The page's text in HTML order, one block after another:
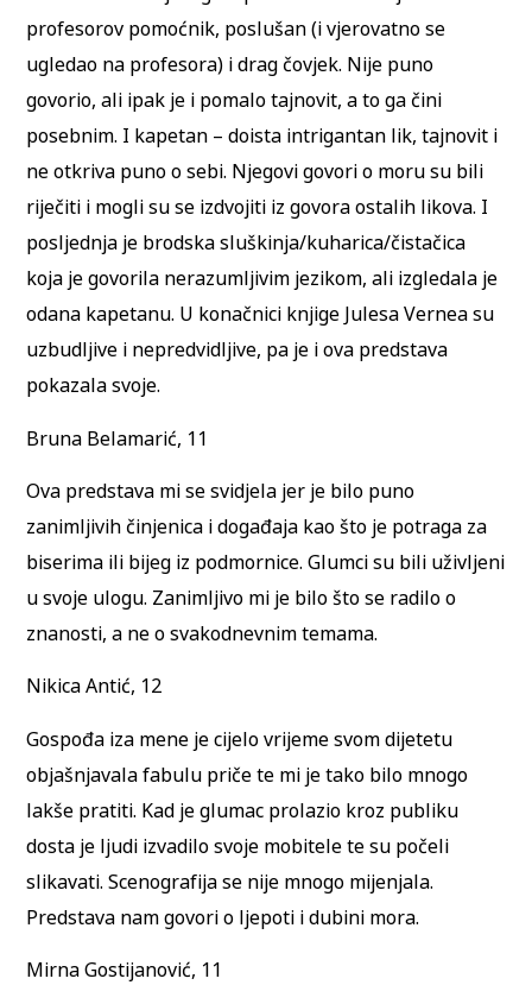
profesorov pomoćnik, poslušan (i vjerovatno se
ugledao na profesora) i drag čovjek. Nije puno
govorio, ali ipak je i pomalo tajnovit, a to ga čini
posebnim. I kapetan – doista intrigantan lik, tajnovit i
ne otkriva puno o sebi. Njegovi govori o moru su bili
riječiti i mogli su se izdvojiti iz govora ostalih likova. I
posljednja je brodska sluškinja/kuharica/čistačica
koja je govorila nerazumljivim jezikom, ali izgledala je
odana kapetanu. U konačnici knjige Julesa Vernea su
uzbudljive i nepredvidljive, pa je i ova predstava
pokazala svoje.
Bruna Belamarić, 11
Ova predstava mi se svidjela jer je bilo puno
zanimljivih činjenica i događaja kao što je potraga za
biserima ili bijeg iz podmornice. Glumci su bili uživljeni
u svoje ulogu. Zanimljivo mi je bilo što se radilo o
znanosti, a ne o svakodnevnim temama.
Nikica Antić, 12
Gospođa iza mene je cijelo vrijeme svom dijetetu
objašnjavala fabulu priče te mi je tako bilo mnogo
lakše pratiti. Kad je glumac prolazio kroz publiku
dosta je ljudi izvadilo svoje mobitele te su počeli
slikavati. Scenografija se nije mnogo mijenjala.
Predstava nam govori o ljepoti i dubini mora.
Mirna Gostijanović, 11